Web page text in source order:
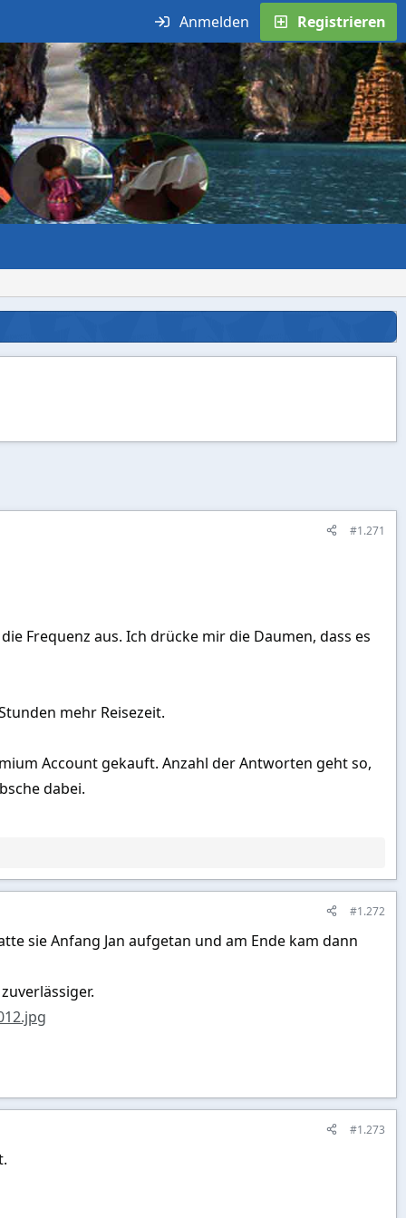
Anmelden Registrieren
#1.271
Frequenz aus. Ich drücke mir die Daumen, dass es
mehr Reisezeit.
Account gekauft. Anzahl der Antworten geht so,
dabei.
#1.272
sie Anfang Jan aufgetan und am Ende kam dann
#1.273